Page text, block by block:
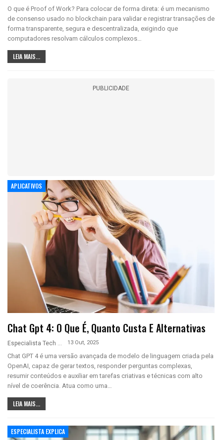
O que é Proof of Work? Para colocar de forma direta: é um mecanismo
de consenso usado no blockchain para validar e registrar transações de
forma transparente, segura e descentralizada, exigindo que
computadores resolvam cálculos complexos…
LEIA MAIS...
PUBLICIDADE
APLICATIVOS
Chat Gpt 4: O Que É, Quanto Custa E Alternativas
13 Out, 2025
Chat GPT 4 é uma versão avançada de modelo de linguagem criada pela
OpenAI, capaz de gerar textos, responder perguntas complexas,
resumir conteúdos e auxiliar em tarefas criativas e técnicas com alto
nível de coerência. Atua como uma…
LEIA MAIS...
ESPECIALISTA EXPLICA